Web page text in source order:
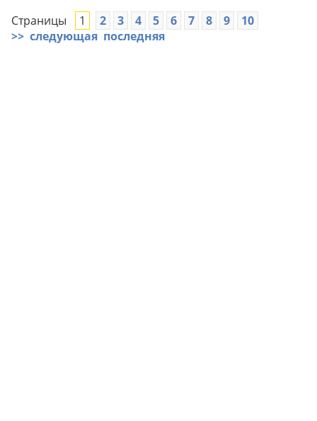
Страницы 1 2 3 4 5 6 7 8 9
10
>> следующая последняя